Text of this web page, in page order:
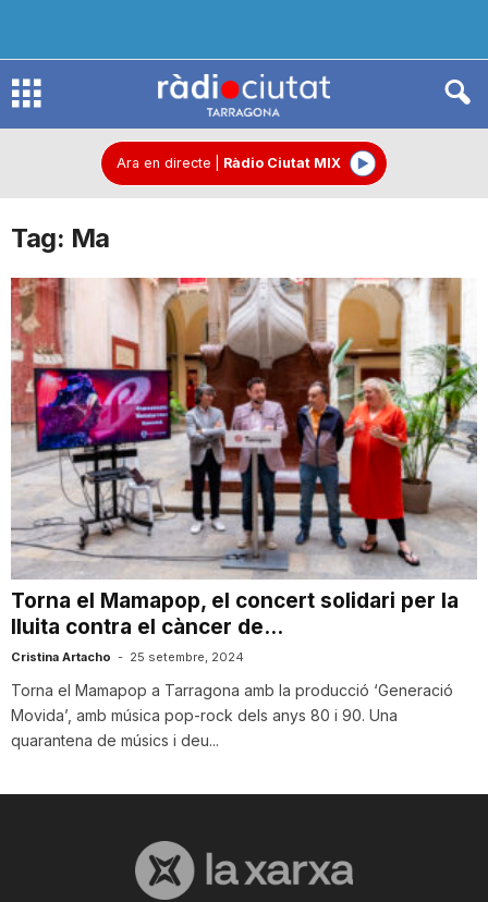
R
d
i
o
C
i
u
t
a
t
Ara en directe Ràdio Ciutat MIX
Tag: Ma
Torna el Mamapop, el concert solidari per la
lluita contra el càncer de...
Cristina Artacho - 25 setembre, 2024
Torna el Mamapop a Tarragona amb la producció ‘Generació
Movida’, amb música pop-rock dels anys 80 i 90. Una
quarantena de músics i deu...